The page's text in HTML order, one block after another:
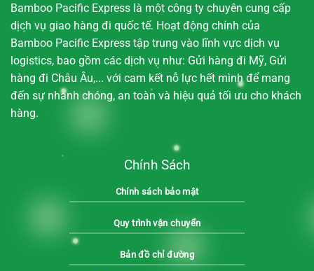
Bamboo Pacific Express là một công ty chuyên cung cấp
dịch vụ giao hàng đi quốc tế. Hoạt động chính của
Bamboo Pacific Express tập trung vào lĩnh vực dịch vụ
logistics, bao gồm các dịch vụ như: Gửi hàng đi Mỹ, Gửi
hàng đi Châu Âu,... với cam kết nỗ lực hết mình để mang
đến sự nhanh chóng, an toàn và hiệu quả tối ưu cho khách
hàng.
Chính Sách
Chính sách bảo mật
Quy trình vận chuyển
Bản đồ chỉ đường